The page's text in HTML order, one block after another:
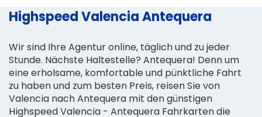
Highspeed Valencia Antequera
Wir sind Ihre Agentur online, täglich und zu jeder
Stunde. Nächste Haltestelle? Antequera! Denn um
eine erholsame, komfortable und pünktliche Fahrt
zu haben und zum besten Preis, reisen Sie von
Valencia nach Antequera mit den günstigen
Highspeed Valencia - Antequera Fahrkarten die